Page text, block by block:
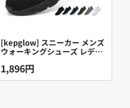
[kepglow] スニーカー メンズ
ウォーキングシューズ レディ
ング スポーツ 男女兼用 日常
着用 通勤 お洒落 旅行 通学 黒
1,896円